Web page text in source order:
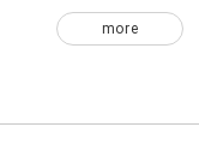
more